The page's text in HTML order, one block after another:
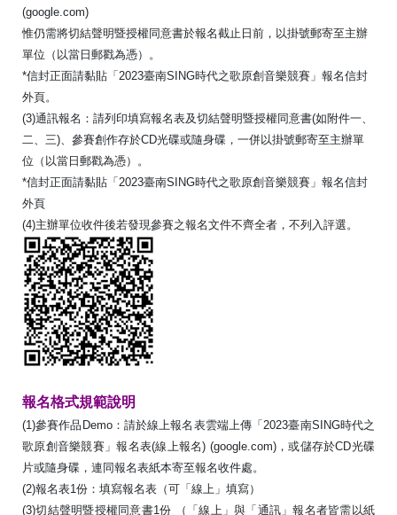
(google.com)
惟仍需將切結聲明暨授權同意書於報名截止日前，以掛號郵寄至主辦
單位（以當日郵戳為憑）。
*信封正面請黏貼「2023臺南SING時代之歌原創音樂競賽」報名信封
外頁。
(3)通訊報名：請列印填寫報名表及切結聲明暨授權同意書(如附件一、
二、三)、參賽創作存於CD光碟或隨身碟，一併以掛號郵寄至主辦單
位（以當日郵戳為憑）。
*信封正面請黏貼「2023臺南SING時代之歌原創音樂競賽」報名信封
外頁
(4)主辦單位收件後若發現參賽之報名文件不齊全者，不列入評選。
報名格式規範說明
(1)參賽作品Demo：請於線上報名表雲端上傳「2023臺南SING時代之
歌原創音樂競賽」報名表(線上報名) (google.com)，或儲存於CD光碟
片或隨身碟，連同報名表紙本寄至報名收件處。
(2)報名表1份：填寫報名表（可「線上」填寫）
(3)切結聲明暨授權同意書1份 （「線上」與「通訊」報名者皆需以紙